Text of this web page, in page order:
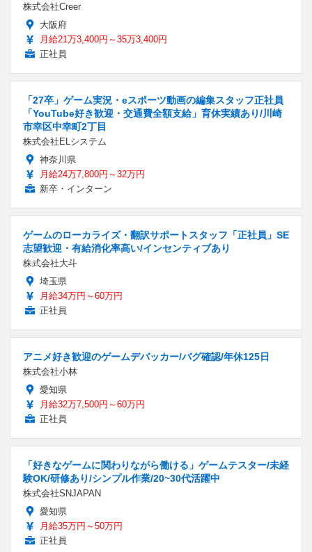
株式会社Creer
大阪府
月給21万3,400円～35万3,400円
正社員
「27卒」ゲーム実況・eスポーツ動画の編集スタッフ正社員
「YouTube好き歓迎・交通費全額支給」育休実績あり/川崎
市幸区中幸町2丁目
株式会社ELシステム
神奈川県
月給24万7,800円～32万円
新卒・インターン
ゲームのローカライズ・翻訳サポートスタッフ「正社員」SE
志望歓迎・有給消化率高い/インセンティブあり
株式会社大斗
埼玉県
月給34万円～60万円
正社員
アニメ好き歓迎のゲームデバッカー/バグ確認/年休125日
株式会社小林
愛知県
月給32万7,500円～60万円
正社員
「好きなゲームに関わりながら働ける」ゲームテスター/未経
験OK/研修あり/シンプル作業/20~30代活躍中
株式会社SNJAPAN
愛知県
月給35万円～50万円
正社員